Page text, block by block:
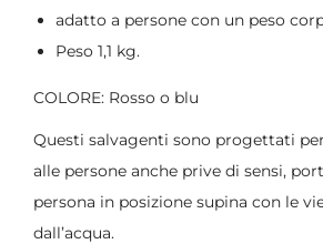
adatto a persone con un peso
Peso 1,1 kg.
COLORE: Rosso o blu
Questi salvagenti sono progettati
alle persone anche prive di sensi,
persona in posizione supina con le
dall’acqua.